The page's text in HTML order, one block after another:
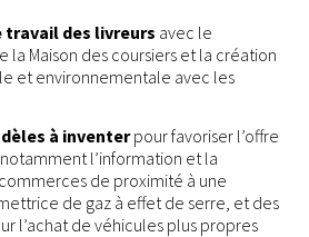
travail des livreurs avec le
Maison des coursiers et la création
et environnementale avec les
à inventerpour favoriser l’offre
l’information et la
de proximité à une
de gaz à effet de serre, et des
l’achat de véhicules plus propres